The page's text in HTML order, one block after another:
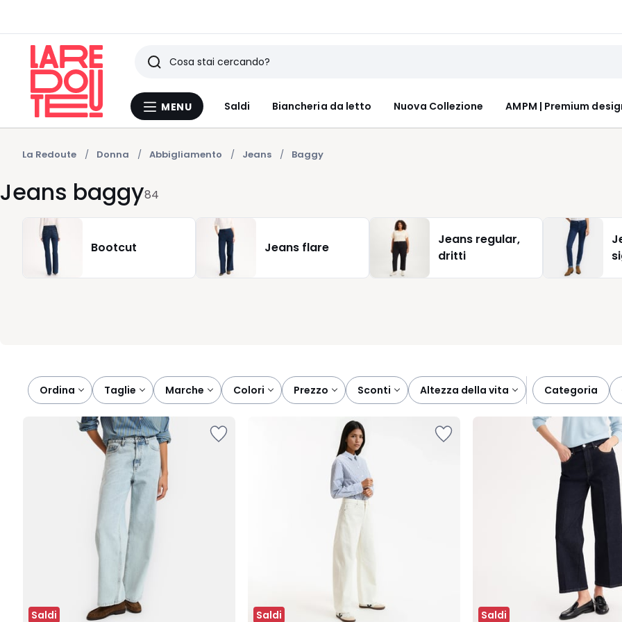
Menu
MENU Saldi Biancheria da letto Nuova Collezione AMPM | Premium
Ricerca
Ultimi
articoli
visti
La Redoute Donna Abbigliamento Jeans Baggy
Jeans baggy84
Bootcut Jeans flare
Jeans regular,
dritti
Ordina
taglie marche colori prezzo sconti altezza della vita categoria
Saldi Saldi Saldi